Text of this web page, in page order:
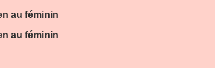
au féminin
au féminin